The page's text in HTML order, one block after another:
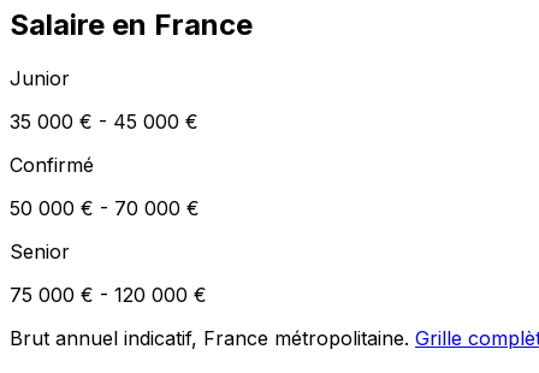
Salaire en France
Junior
35 000 € - 45 000 €
Confirmé
50 000 € - 70 000 €
Senior
75 000 € - 120 000 €
Brut annuel indicatif, France métropolitaine. Grille